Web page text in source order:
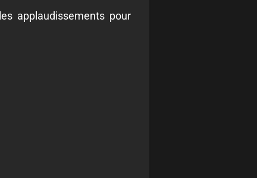
applaudissements pour